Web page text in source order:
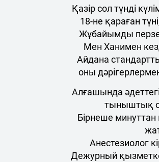
Қазір сол түнді
18-не қараған
Жұбайымды
Мен Ханимен
Айдана
оны
Алғашында
тыныштық
Бірнеше минуттан
Анестезиолог
Дежурный